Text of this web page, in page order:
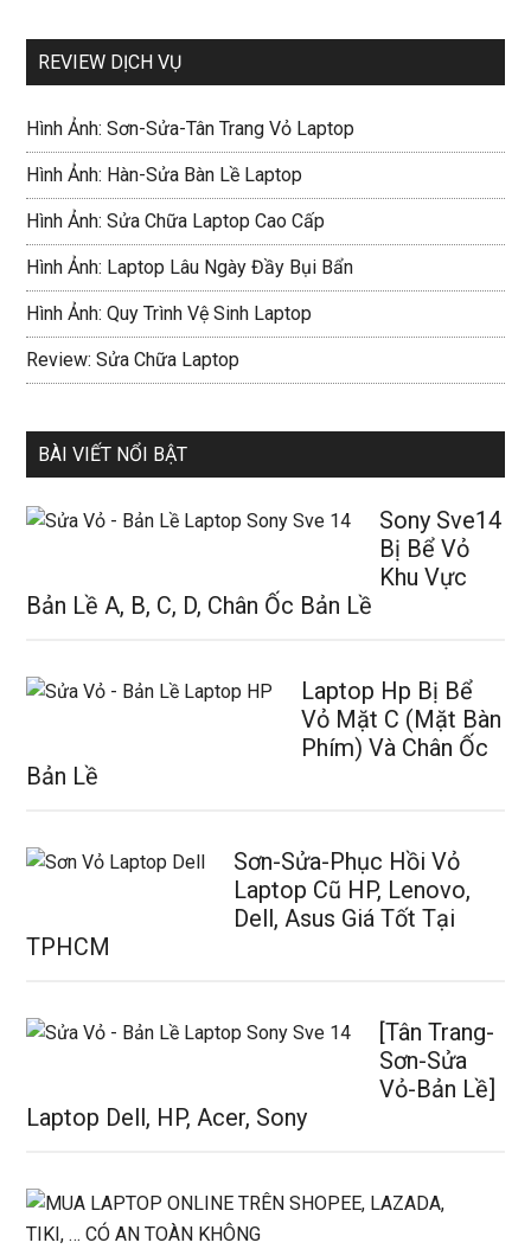
REVIEW DỊCH VỤ
Hình Ảnh: Sơn-Sửa-Tân Trang Vỏ Laptop
Hình Ảnh: Hàn-Sửa Bàn Lề Laptop
Hình Ảnh: Sửa Chữa Laptop Cao Cấp
Hình Ảnh: Laptop Lâu Ngày Đầy Bụi Bẩn
Hình Ảnh: Quy Trình Vệ Sinh Laptop
Review: Sửa Chữa Laptop
BÀI VIẾT NỔI BẬT
Sony Sve14
Bị Bể Vỏ
Khu Vực
Bản Lề A, B, C, D, Chân Ốc Bản Lề
Laptop Hp Bị Bể
Vỏ Mặt C (Mặt Bàn
Phím) Và Chân Ốc
Bản Lề
Sơn-Sửa-Phục Hồi Vỏ
Laptop Cũ HP, Lenovo,
Dell, Asus Giá Tốt Tại
TPHCM
[Tân Trang-
Sơn-Sửa
Vỏ-Bản Lề]
Laptop Dell, HP, Acer, Sony